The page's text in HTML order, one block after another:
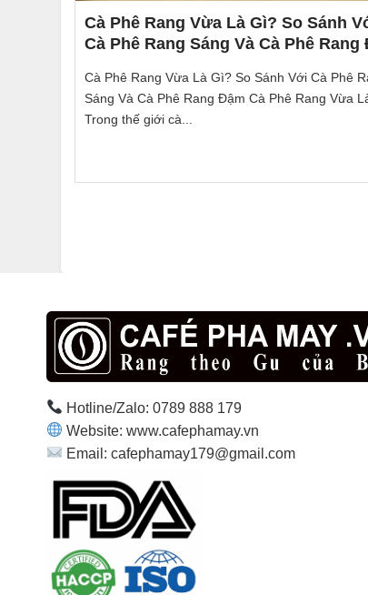
Cà Phê Rang Vừa Là Gì? So Sánh
Cà Phê Rang Sáng Và Cà Phê Rang
Cà Phê Rang Vừa Là Gì? So Sánh Với Cà Phê
Sáng Và Cà Phê Rang Đậm Cà Phê Rang Vừa
Trong thế giới cà...
Hotline/Zalo: 0789 888 179
Website: www.cafephamay.vn
Email: cafephamay179@gmail.com